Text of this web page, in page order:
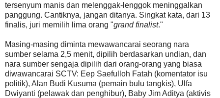
tersenyum manis dan melenggak-lenggok meninggalkan
panggung. Cantiknya, jangan ditanya. Singkat kata, dari 13
finalis, juri memilih lima orang "grand finalist."
Masing-masing diminta mewawancarai seorang nara
sumber selama 2,5 menit, dipilih berdasarkan undian, dan
nara sumber sengaja dipilih dari orang-orang yang biasa
diwawancarai SCTV: Eep Saefulloh Fatah (komentator isu
politik), Alan Budi Kusuma (pemain bulu tangkis), Ulfa
Dwiyanti (pelawak dan penghibur), Baby Jim Aditya (aktivis